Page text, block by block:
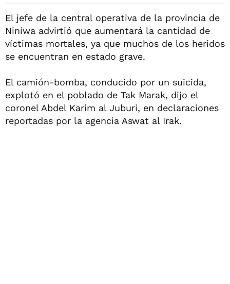
El jefe de la central operativa de la provincia de
Niniwa advirtió que aumentará la cantidad de
víctimas mortales, ya que muchos de los heridos
se encuentran en estado grave.
El camión-bomba, conducido por un suicida,
explotó en el poblado de Tak Marak, dijo el
coronel Abdel Karim al Juburi, en declaraciones
reportadas por la agencia Aswat al Irak.